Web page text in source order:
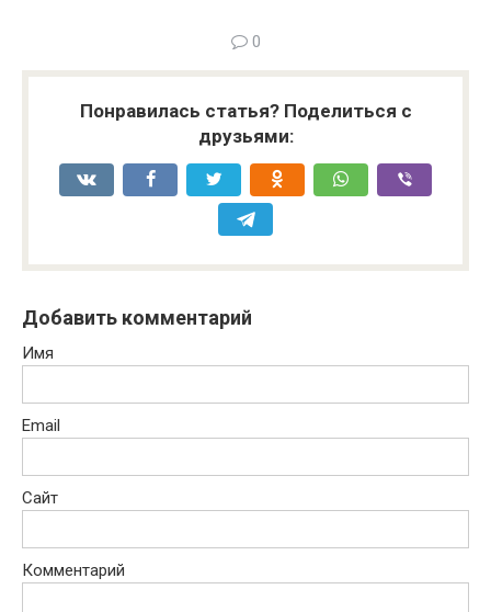
0
Понравилась статья? Поделиться с
друзьями:
Добавить комментарий
Имя
Email
Сайт
Комментарий